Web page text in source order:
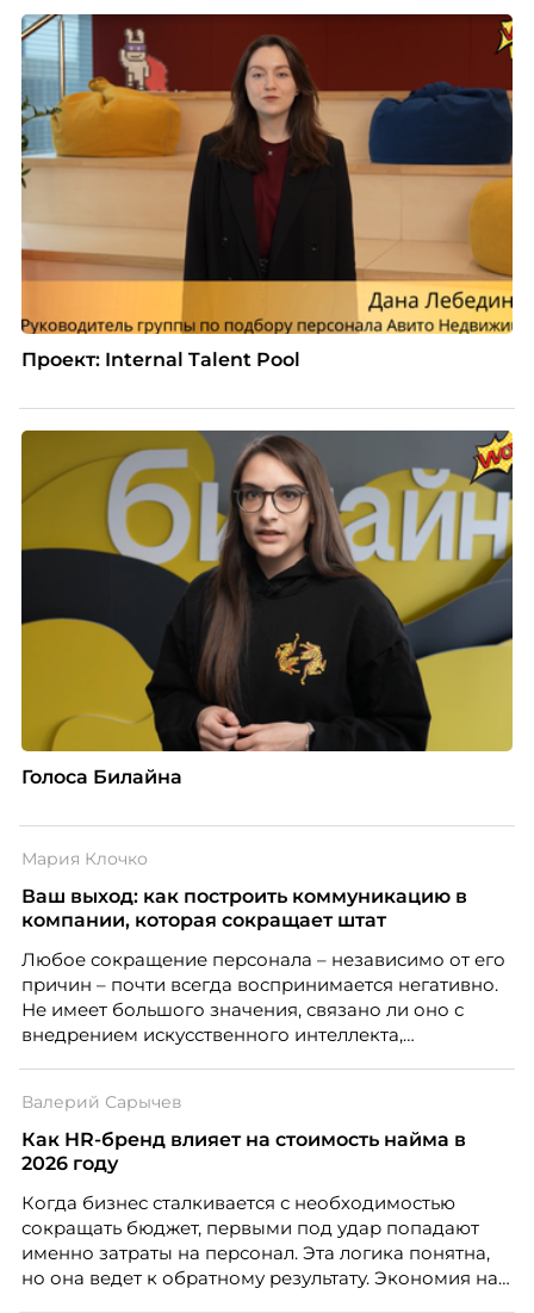
Проект: Internal Talent Pool
Голоса Билайна
Мария Клочко
Ваш выход: как построить коммуникацию в
компании, которая сокращает штат
Любое сокращение персонала – независимо от его
причин – почти всегда воспринимается негативно.
Не имеет большого значения, связано ли оно с
внедрением искусственного интеллекта,
структуры компании. Для сотрудников сокращения
означают потерю стабильности, а для внешнего
рынка становятся сигналом о возможных
нередко превращаются в фактор, который
негативно влияет HR-бренд работодателя.
Валерий Сарычев
Как HR-бренд влияет на стоимость найма в
2026 году
Когда бизнес сталкивается с необходимостью
сокращать бюджет, первыми под удар попадают
именно затраты на персонал. Эта логика понятна,
но она ведет к обратному результату. Экономия на